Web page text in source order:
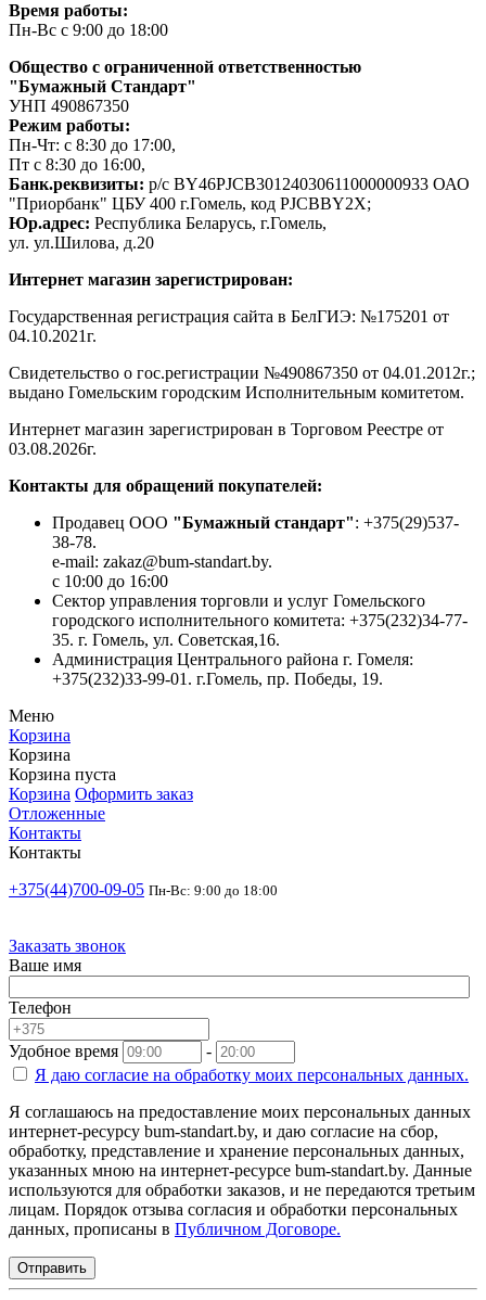
Время работы:
Пн-Вс с 9:00 до 18:00
Общество с ограниченной ответственностью
"Бумажный Стандарт"
УНП 490867350
Режим работы:
Пн-Чт: с 8:30 до 17:00,
Пт с 8:30 до 16:00,
Банк.реквизиты: р/с BY46PJCB30124030611000000933 ОАО
"Приорбанк" ЦБУ 400 г.Гомель, код PJCBBY2X;
Юр.адрес: Республика Беларусь, г.Гомель,
ул. ул.Шилова, д.20
Интернет магазин зарегистрирован:
Государственная регистрация сайта в БелГИЭ: №175201 от
04.10.2021г.
Свидетельство о гос.регистрации №490867350 от 04.01.2012г.;
выдано Гомельским городским Исполнительным комитетом.
Интернет магазин зарегистрирован в Торговом Реестре от
03.08.2026г.
Контакты для обращений покупателей:
Продавец ООО "Бумажный стандарт": +375(29)537-
38-78.
e-mail: zakaz@bum-standart.by.
с 10:00 до 16:00
Сектор управления торговли и услуг Гомельского
городского исполнительного комитета: +375(232)34-77-
35. г. Гомель, ул. Советская,16.
Администрация Центрального района г. Гомеля:
+375(232)33-99-01. г.Гомель, пр. Победы, 19.
Меню
Корзина
Корзина
Корзина пуста
Корзина Оформить заказ
Отложенные
Контакты
Контакты
+375(44)700-09-05 Пн-Вс: 9:00 до 18:00
Заказать звонок
Ваше имя
Телефон
Удобное время
-
Я даю согласие на обработку моих персональных данных.
Я соглашаюсь на предоставление моих персональных данных
интернет-ресурсу bum-standart.by, и даю согласие на сбор,
обработку, представление и хранение персональных данных,
указанных мною на интернет-ресурсе bum-standart.by. Данные
используются для обработки заказов, и не передаются третьим
лицам. Порядок отзыва согласия и обработки персональных
данных, прописаны в Публичном Договоре.
Отправить